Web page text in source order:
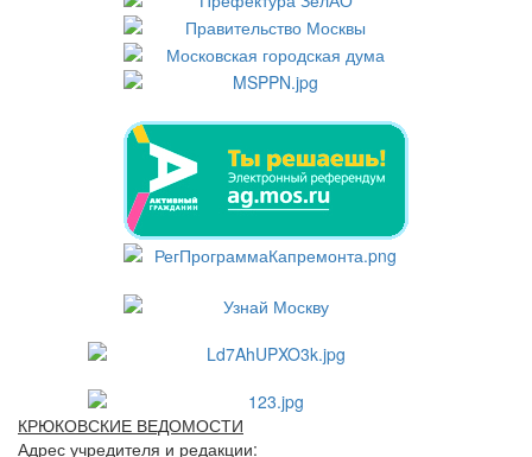
КРЮКОВСКИЕ ВЕДОМОСТИ
Адрес учредителя и редакции: